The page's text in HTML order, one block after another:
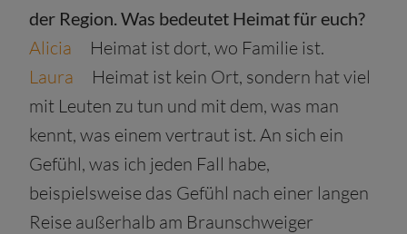
der Region. Was bedeutet Heimat für euch?
Alicia Heimat ist dort, wo Familie ist.
Laura Heimat ist kein Ort, sondern hat viel
mit Leuten zu tun und mit dem, was man
kennt, was einem vertraut ist. An sich ein
Gefühl, was ich jeden Fall habe,
beispielsweise das Gefühl nach einer langen
Reise außerhalb am Braunschweiger